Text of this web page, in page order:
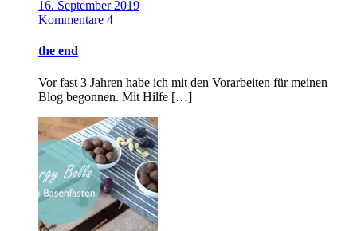
16. September 2019
Kommentare 4
the end
Vor fast 3 Jahren habe ich mit den Vorarbeiten für meinen
Blog begonnen. Mit Hilfe […]